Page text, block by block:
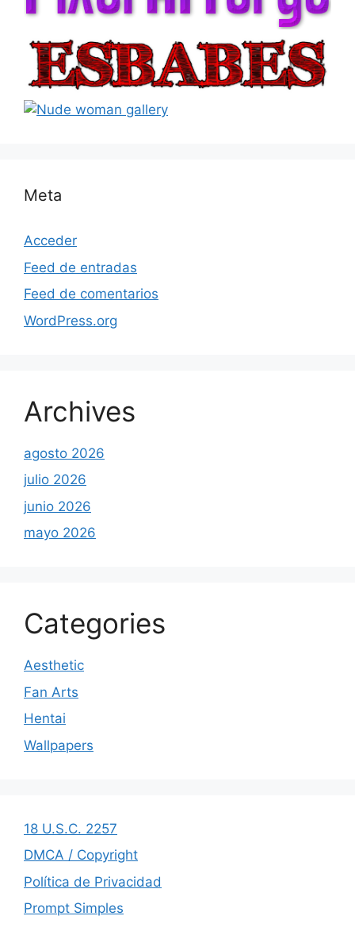
Meta
Acceder
Feed de entradas
Feed de comentarios
WordPress.org
Archives
agosto 2026
julio 2026
junio 2026
mayo 2026
Categories
Aesthetic
Fan Arts
Hentai
Wallpapers
18 U.S.C. 2257
DMCA / Copyright
Política de Privacidad
Prompt Simples